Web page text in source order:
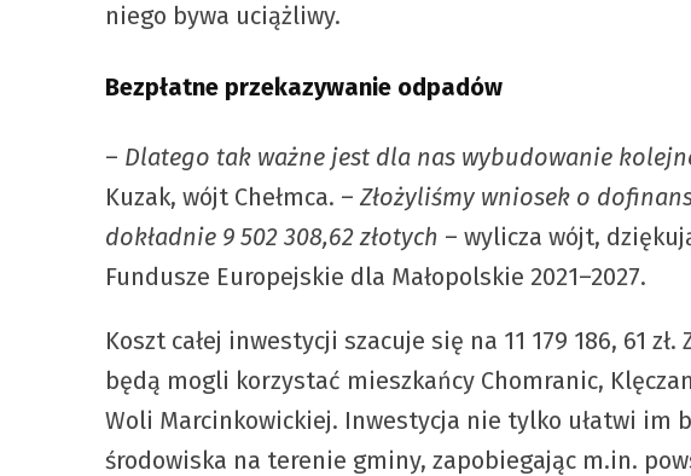
niego bywa uciążliwy.
Bezpłatne przekazywanie odpadów
– Dlatego tak ważne jest dla nas wybudowanie
Kuzak, wójt Chełmca. – Złożyliśmy wniosek o
dokładnie 9 502 308,62 złotych – wylicza wójt,
Fundusze Europejskie dla Małopolskie 2021–2027.
Koszt całej inwestycji szacuje się na 11 179 186, 61
będą mogli korzystać mieszkańcy Chomranic,
Woli Marcinkowickiej. Inwestycja nie tylko ułatwi im
środowiska na terenie gminy, zapobiegając m.in.